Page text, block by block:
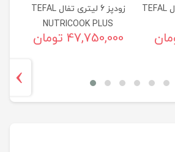
زودپز 4 و 6 لیتری تفال TEFAL
زودپز 6 لیتری تفال TEFAL
NUTRICOOK PLUS
47,750,000 تومان
›